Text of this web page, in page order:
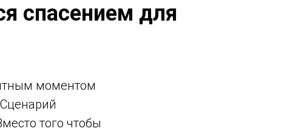
спасением для
моментом
того чтобы